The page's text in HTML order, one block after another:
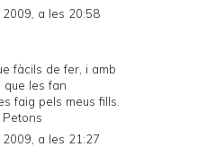
a les 20:58
fàcils de fer, i amb
que les fan
faig pels meus fills.
a les 21:27